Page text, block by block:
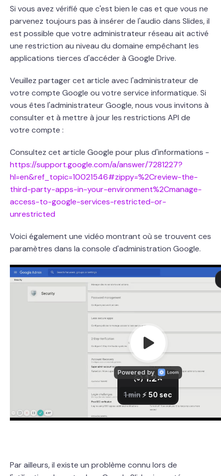
Si vous avez vérifié que c'est bien le cas et que vous ne
parvenez toujours pas à insérer de l'audio dans Slides, il
est possible que votre administrateur réseau ait activé
une restriction au niveau du domaine empêchant les
applications tierces d'accéder à Google Drive.
Veuillez partager cet article avec l'administrateur de
votre compte Google ou votre service informatique. Si
vous êtes l'administrateur Google, nous vous invitons à
consulter et à mettre à jour les restrictions API de
votre compte :
Consultez cet article Google pour plus d'informations -
https://support.google.com/a/answer/7281227?
hl=en&ref_topic=10021546#zippy=%2Creview-the-
third-party-apps-in-your-environment%2Cmanage-
access-to-google-services-restricted-or-
unrestricted
Voici également une vidéo montrant où se trouvent ces
paramètres dans la console d'administration Google.
Par ailleurs, il existe un problème connu lors de